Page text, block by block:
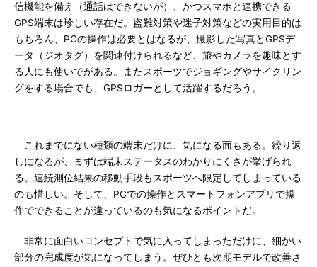
信機能を備え（通話はできないが）、かつスマホと連携できる
GPS端末は珍しい存在だ。盗難対策や迷子対策などの実用目的は
もちろん、PCの操作は必要とはなるが、撮影した写真とGPSデ
ータ（ジオタグ）を関連付けられるなど、旅やカメラを趣味とす
る人にも使いでがある。またスポーツでジョギングやサイクリン
グをする場合でも、GPSロガーとして活躍するだろう。
これまでにない種類の端末だけに、気になる面もある。繰り返
しになるが、まずは端末ステータスのわかりにくさが挙げられ
る。連続測位結果の移動手段もスポーツへ限定してしまっている
のも惜しい。そして、PCでの操作とスマートフォンアプリで操
作でできることが違っているのも気になるポイントだ。
非常に面白いコンセプトで気に入ってしまっただけに、細かい
部分の完成度が気になってしまう。ぜひとも次期モデルで改善さ